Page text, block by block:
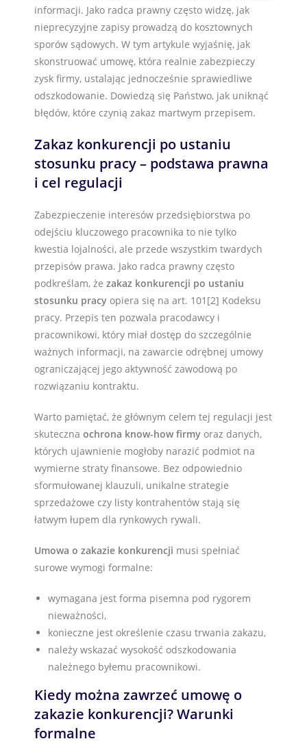
informacji. Jako radca prawny często widzę, jak
nieprecyzyjne zapisy prowadzą do kosztownych
sporów sądowych. W tym artykule wyjaśnię, jak
skonstruować umowę, która realnie zabezpieczy
zysk firmy, ustalając jednocześnie sprawiedliwe
odszkodowanie. Dowiedzą się Państwo, jak uniknąć
błędów, które czynią zakaz martwym przepisem.
Zakaz konkurencji po ustaniu
stosunku pracy – podstawa prawna
i cel regulacji
Zabezpieczenie interesów przedsiębiorstwa po
odejściu kluczowego pracownika to nie tylko
kwestia lojalności, ale przede wszystkim twardych
przepisów prawa. Jako radca prawny często
podkreślam, że zakaz konkurencji po ustaniu
stosunku pracy opiera się na art. 101[2] Kodeksu
pracy. Przepis ten pozwala pracodawcy i
pracownikowi, który miał dostęp do szczególnie
ważnych informacji, na zawarcie odrębnej umowy
ograniczającej jego aktywność zawodową po
rozwiązaniu kontraktu.
Warto pamiętać, że głównym celem tej regulacji jest
skuteczna ochrona know-how firmy oraz danych,
których ujawnienie mogłoby narazić podmiot na
wymierne straty finansowe. Bez odpowiednio
sformułowanej klauzuli, unikalne strategie
sprzedażowe czy listy kontrahentów stają się
łatwym łupem dla rynkowych rywali.
Umowa o zakazie konkurencji musi spełniać
surowe wymogi formalne:
wymagana jest forma pisemna pod rygorem
nieważności,
konieczne jest określenie czasu trwania zakazu,
należy wskazać wysokość odszkodowania
należnego byłemu pracownikowi.
Kiedy można zawrzeć umowę o
zakazie konkurencji? Warunki
formalne